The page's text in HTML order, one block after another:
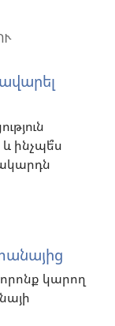
ինչպե՞ս
կարող